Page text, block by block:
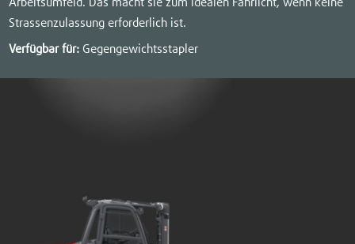
Arbeitsumfeld. Das macht sie zum idealen Fahrlicht, wenn keine
Strassenzulassung erforderlich ist.
Verfügbar für: Gegengewichtsstapler